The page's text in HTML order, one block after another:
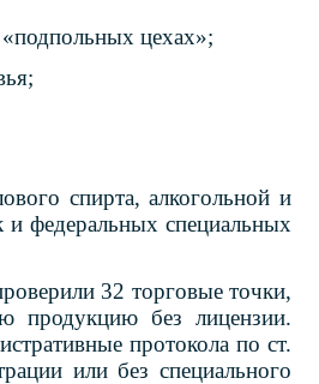
цехах»;
спирта, алкогольной и
и федеральных специальных
32 торговые точки,
продукцию без лицензии.
протокола по ст.
или без специального